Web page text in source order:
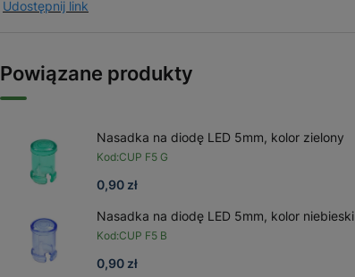
Udostępnij link
Powiązane produkty
Nasadka na diodę LED 5mm, kolor zielony
Kod:CUP F5 G
0,90 zł
Nasadka na diodę LED 5mm, kolor niebieski
Kod:CUP F5 B
0,90 zł